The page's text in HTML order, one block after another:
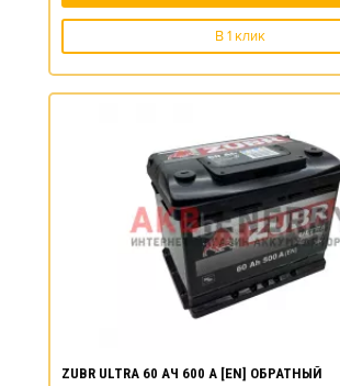
В 1 клик
ZUBR ULTRA 60 АЧ 600 А [EN] ОБРАТНЫЙ